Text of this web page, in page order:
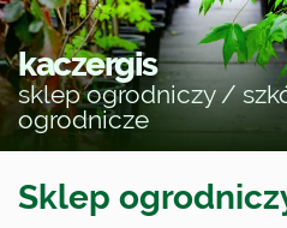
kaczergis
sklep ogrodniczy /
ogrodnicze
Sklep